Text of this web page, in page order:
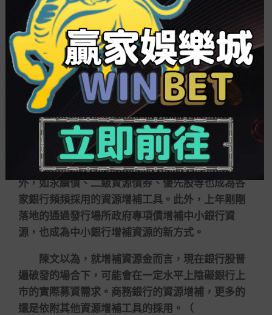
報》采訪時表示，眾多商務銀行在當下均面對增補
資源金的困難，近幾個月以來，監管部分也加大和
提拔了審核周期和效率，但真正能夠達標并順利上
市的銀行數目仍相對有限。
盡管剛剛過去的2024年，登陸資源市場的銀行
數目較上年出現大幅下滑，但在監管部分大力支援
銀行多渠道資源增補的大底細下，商務銀行在補血
工具的採用上也愈發多樣。
作為外源性資源增補，銀行除了通過IPO募資
外，如永續債、二級資源債券、優先股等也成為各
家銀行頻頻採用的資源增補工具。此外，上年剛剛
落地的通過發行場所政府專項債增補中小銀行資
源，也成為中小銀行增補資源的新方式。
陳文以為，就增補資源金而言，現在銀行股普
遍破發的場合下，可能會在一定水平上陰礙銀行上
市的實際募資需求。商務銀行的資源增補，更多的
還是依附其他資源增補工具的採用。（